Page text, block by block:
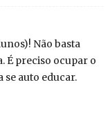
Não basta
É preciso ocupar o
se auto educar.